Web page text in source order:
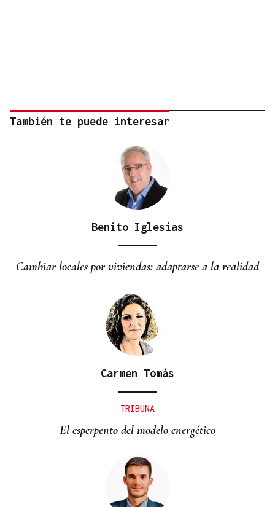
También te puede interesar
Benito Iglesias
Cambiar locales por viviendas: adaptarse a la realidad
Carmen Tomás
TRIBUNA
El esperpento del modelo energético